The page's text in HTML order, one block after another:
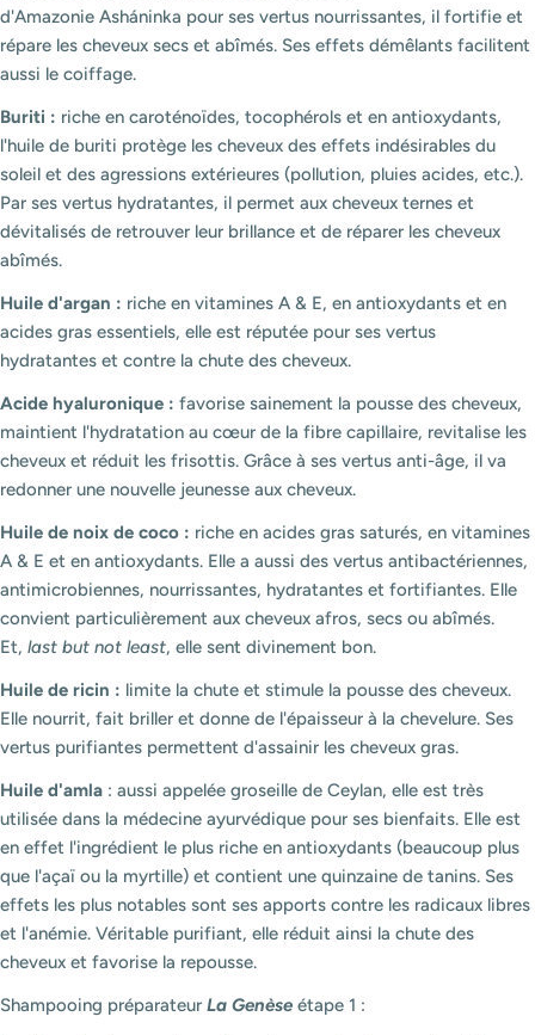
d'Amazonie Asháninka pour ses vertus nourrissantes, il fortifie et
répare les cheveux secs et abîmés. Ses effets démêlants facilitent
aussi le coiffage.
Buriti : riche en caroténoïdes, tocophérols et en antioxydants,
l'huile de buriti protège les cheveux des effets indésirables du
soleil et des agressions extérieures (pollution, pluies acides, etc.).
Par ses vertus hydratantes, il permet aux cheveux ternes et
dévitalisés de retrouver leur brillance et de réparer les cheveux
abîmés.
Huile d'argan : riche en vitamines A & E, en antioxydants et en
acides gras essentiels, elle est réputée pour ses vertus
hydratantes et contre la chute des cheveux.
Acide hyaluronique : favorise sainement la pousse des cheveux,
maintient l'hydratation au cœur de la fibre capillaire, revitalise les
cheveux et réduit les frisottis. Grâce à ses vertus anti-âge, il va
redonner une nouvelle jeunesse aux cheveux.
Huile de noix de coco : riche en acides gras saturés, en vitamines
A & E et en antioxydants. Elle a aussi des vertus antibactériennes,
antimicrobiennes, nourrissantes, hydratantes et fortifiantes. Elle
convient particulièrement aux cheveux afros, secs ou abîmés.
Et, last but not least, elle sent divinement bon.
Huile de ricin : limite la chute et stimule la pousse des cheveux.
Elle nourrit, fait briller et donne de l'épaisseur à la chevelure. Ses
vertus purifiantes permettent d'assainir les cheveux gras.
Huile d'amla : aussi appelée groseille de Ceylan, elle est très
utilisée dans la médecine ayurvédique pour ses bienfaits. Elle est
en effet l'ingrédient le plus riche en antioxydants (beaucoup plus
que l'açaï ou la myrtille) et contient une quinzaine de tanins. Ses
effets les plus notables sont ses apports contre les radicaux libres
et l'anémie. Véritable purifiant, elle réduit ainsi la chute des
cheveux et favorise la repousse.
Shampooing préparateur La Genèse étape 1 :